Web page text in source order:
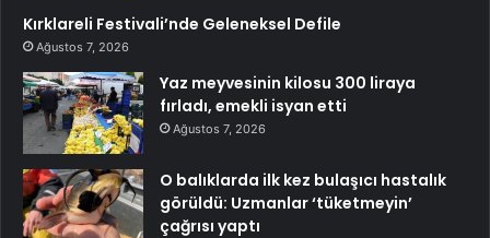
Kırklareli Festivali’nde Geleneksel Defile
Ağustos 7, 2026
Yaz meyvesinin kilosu 300 liraya
fırladı, emekli isyan etti
Ağustos 7, 2026
O balıklarda ilk kez bulaşıcı hastalık
görüldü: Uzmanlar ‘tüketmeyin’
çağrısı yaptı